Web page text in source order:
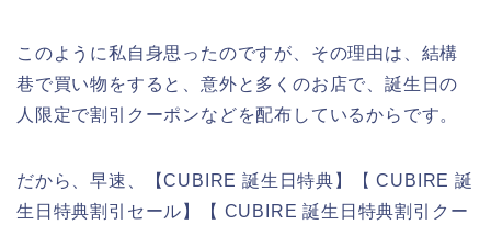
このように私自身思ったのですが、その理由は、結構
巷で買い物をすると、意外と多くのお店で、誕生日の
人限定で割引クーポンなどを配布しているからです。
だから、早速、【CUBIRE 誕生日特典】【 CUBIRE 誕
生日特典割引セール】【 CUBIRE 誕生日特典割引クー